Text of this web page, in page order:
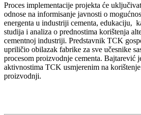
Proces implementacije projekta će
odnose na informisanje javnosti o
energenta u industriji cementa, edukaciju,
studija i analiza o prednostima korištenja
cementnoj industriji. Predstavnik TCK
upriličio obilazak fabrike za sve učesnike
procesom proizvodnje cementa. Bajtarević
aktivnostima TCK usmjerenim na
proizvodnji.